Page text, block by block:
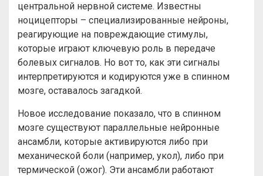
центральной нервной системе. Известны
ноцицепторы – специализированные нейроны,
реагирующие на повреждающие стимулы,
которые играют ключевую роль в передаче
болевых сигналов. Но вот то, как эти сигналы
интерпретируются и кодируются уже в спинном
мозге, оставалось загадкой.
Новое исследование показало, что в спинном
мозге существуют параллельные нейронные
ансамбли, которые активируются либо при
механической боли (например, укол), либо при
термической (ожог). Эти ансамбли работают